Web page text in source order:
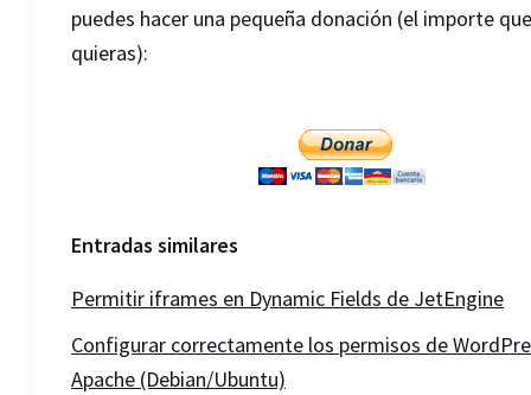
puedes hacer una pequeña donación (el importe que
quieras):
Entradas similares
Permitir iframes en Dynamic Fields de JetEngine
Configurar correctamente los permisos de
Apache (Debian/Ubuntu)